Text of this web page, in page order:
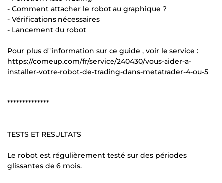
- Comment attacher le robot au graphique ?
- Vérifications nécessaires
- Lancement du robot
Pour plus d''information sur ce guide , voir le service :
https://comeup.com/fr/service/240430/vous-aider-a-
installer-votre-robot-de-trading-dans-metatrader-4-ou-5
**************
TESTS ET RESULTATS
Le robot est régulièrement testé sur des périodes
glissantes de 6 mois.